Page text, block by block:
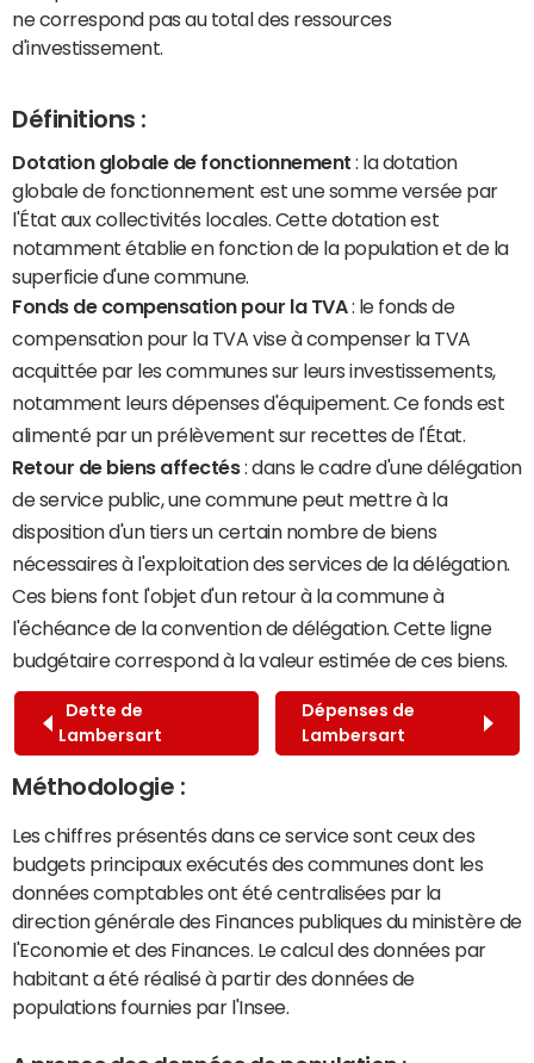
ne correspond pas au total des ressources
d'investissement.
Définitions :
Dotation globale de fonctionnement : la dotation
globale de fonctionnement est une somme versée par
l'État aux collectivités locales. Cette dotation est
notamment établie en fonction de la population et de la
superficie d'une commune.
Fonds de compensation pour la TVA: le fonds de
compensation pour la TVA vise à compenser la TVA
acquittée par les communes sur leurs investissements,
notamment leurs dépenses d'équipement. Ce fonds est
alimenté par un prélèvement sur recettes de l'État.
Retour de biens affectés: dans le cadre d'une délégation
de service public, une commune peut mettre à la
disposition d'un tiers un certain nombre de biens
nécessaires à l'exploitation des services de la délégation.
Ces biens font l'objet d'un retour à la commune à
l'échéance de la convention de délégation. Cette ligne
budgétaire correspond à la valeur estimée de ces biens.
Dette de
Lambersart
Dépenses de
Lambersart
Méthodologie :
Les chiffres présentés dans ce service sont ceux des
budgets principaux exécutés des communes dont les
données comptables ont été centralisées par la
direction générale des Finances publiques du ministère de
l'Economie et des Finances. Le calcul des données par
habitant a été réalisé à partir des données de
populations fournies par l'Insee.